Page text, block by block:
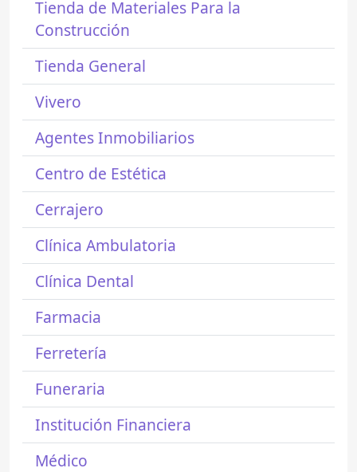
Tienda de Materiales Para la
Construcción
Tienda General
Vivero
Agentes Inmobiliarios
Centro de Estética
Cerrajero
Clínica Ambulatoria
Clínica Dental
Farmacia
Ferretería
Funeraria
Institución Financiera
Médico